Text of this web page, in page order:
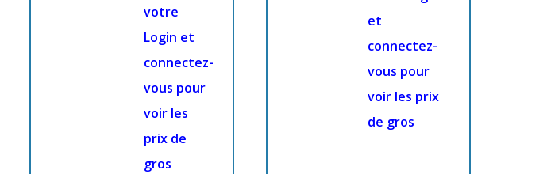
votre
Login et
connectez-
vous pour
voir les
prix de
gros
et
connectez-
vous pour
voir les prix
de gros